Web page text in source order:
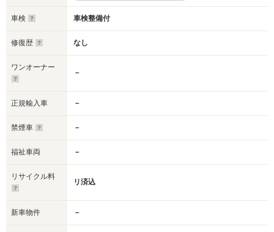
車検 車検整備付
修復歴 なし
ワンオーナー
－
正規輸入車 －
禁煙車 －
福祉車両 －
リサイクル料
リ済込
新車物件 －